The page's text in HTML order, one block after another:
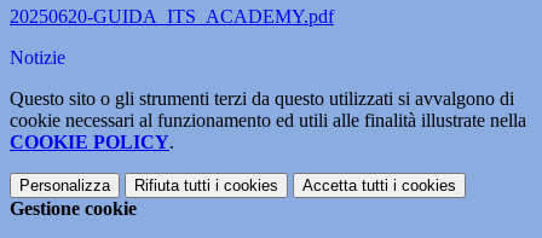
20250620-GUIDA_ITS_ACADEMY.pdf
Notizie
Questo sito o gli strumenti terzi da questo utilizzati si avvalgono di
cookie necessari al funzionamento ed utili alle finalità illustrate nella
COOKIE POLICY.
Personalizza Rifiuta tutti i cookies Accetta tutti i cookies
Gestione cookie